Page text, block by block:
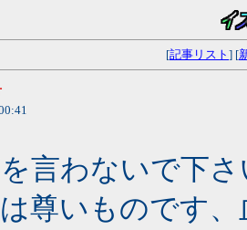
[記事リスト ] [
言わないで下
尊いものです